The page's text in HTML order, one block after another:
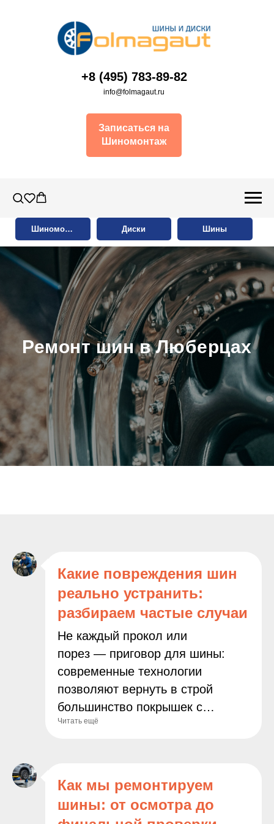
+8 (495) 783-89-82
info@folmagaut.ru
Записаться на
Шиномонтаж
Шиномонтаж Диски Шины
Ремонт шин в Люберцах
Какие повреждения шин
реально устранить:
разбираем частые случаи
Не каждый прокол или
порез — приговор для шины:
современные технологии
позволяют вернуть в строй
большинство покрышек с
повреждениями. Чаще всего к
камнем — это типовая ситуация,
которую мы устраняем быстро и
надёжно. Также успешно
Читать ещё
Как мы ремонтируем
шины: от осмотра до